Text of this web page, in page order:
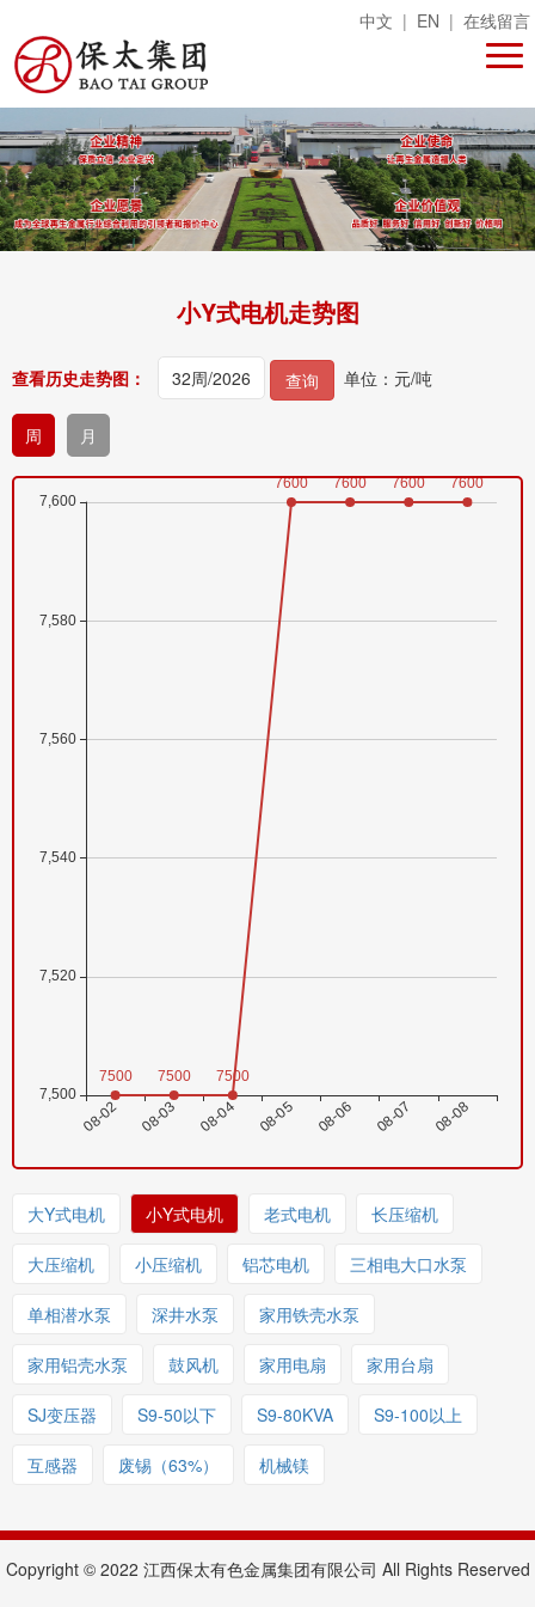
中文 | EN | 在线留言
小Y式电机走势图
查看历史走势图： 查询 单位：元/吨
周 月
大Y式电机 小Y式电机 老式电机 长压缩机
大压缩机 小压缩机 铝芯电机 三相电大口水泵
单相潜水泵 深井水泵 家用铁壳水泵
家用铝壳水泵 鼓风机 家用电扇 家用台扇
SJ变压器 S9-50以下 S9-80KVA S9-100以上
互感器 废锡（63%） 机械镁
Copyright © 2022 江西保太有色金属集团有限公司 All Rights Reserved